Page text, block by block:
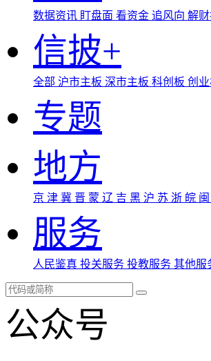
数据资讯 盯盘面 看资金 追风向 解
信披+
全部 沪市主板 深市主板 科创板 创
专题
地方
京 津 冀 晋 蒙 辽 吉 黑 沪 苏 浙 皖 闽
服务
人民鉴真 投关服务 投教服务 其他服
公众号